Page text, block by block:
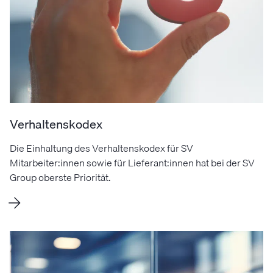
Verhaltenskodex
Die Einhaltung des Verhaltenskodex für SV
Mitarbeiter:innen sowie für Lieferant:innen hat bei der SV
Group oberste Priorität.